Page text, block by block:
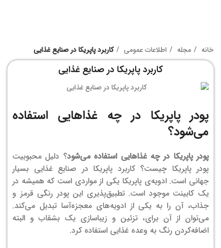
خانه مجله اطلاعات عمومی کاربرد پاپریکا در صنایع غذایی
کاربرد پاپریکا در صنایع غذایی
پودر پاپریکا در چه غذاهایی استفاده
می‌شود؟
پودر پاپریکا در چه غذاهایی استفاده می‌شود؟ دلیل محبوبیت
پودر پاپریکا چیست؟ کاربرد پاپریکا در صنایع غذایی بسیار
جهانی است. ادویه‌ی پاپریکا یکی از مواردی است که همیشه در
یک کابینت موجود است. تطبیق‌پذیری این پودر رنگی قرمز و
جذاب، آن را به یکی از ادویه‌های معجزه‌آسا تبدیل می‌کند.
می‌توان از آن برای، تزئین و زیباسازی یک بشقاب و البته
اضافه‌کردن رنگ به وعده غذایی استفاده کرد.